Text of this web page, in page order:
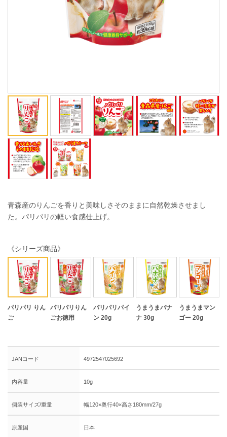
ENGLISH 中文
青森産のりんごを香りと美味しさそのままに自然乾燥させまし
た。パリパリの軽い食感仕上げ。
《シリーズ商品》
パリパリ りん
ご
パリパリりん
ごお徳用
パリパリパイ
ン 20g
うまうまバナ
ナ 30g
うまうまマン
ゴー 20g
JANコード 4972547025692
内容量 10g
個装サイズ/重量 幅120×奥行40×高さ180mm/27g
原産国 日本